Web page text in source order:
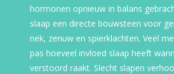
hormonen opnieuw in balans
slaap een directe bouwsteen voor
nek, zenuw en spierklachten. Veel
pas hoeveel invloed slaap heeft
verstoord raakt. Slecht slapen